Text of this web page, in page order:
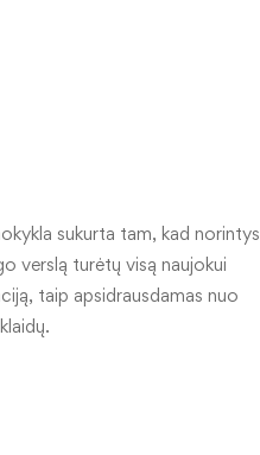
sukurta tam, kad norintys
verslą turėtų visą naujokui
taip apsidrausdamas nuo